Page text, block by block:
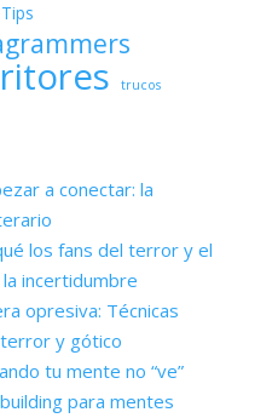
Tips
trucos
a conectar: la
los fans del terror y el
incertidumbre
opresiva: Técnicas
y gótico
tu mente no “ve”
para mentes